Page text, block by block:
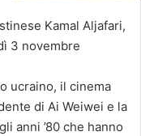
Kamal Aljafari,
3 novembre
ucraino, il cinema
di Ai Weiwei e la
anni ’80 che hanno